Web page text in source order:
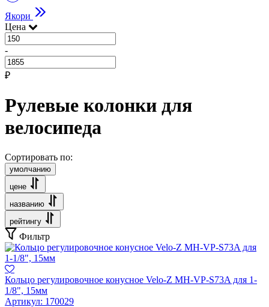
Якори
Цена
-
₽
Рулевые колонки для
велосипеда
Сортировать по:
умолчанию
цене
названию
рейтингу
Фильтр
Кольцо регулировочное конусное Velo-Z MH-VP-S73A для 1-
1/8", 15мм
Артикул: 170029